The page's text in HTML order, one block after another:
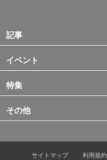
記事
イベント
特集
その他
サイトマップ 利用規約